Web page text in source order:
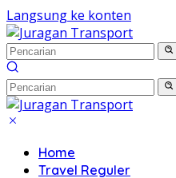
Langsung ke konten
Home
Travel Reguler